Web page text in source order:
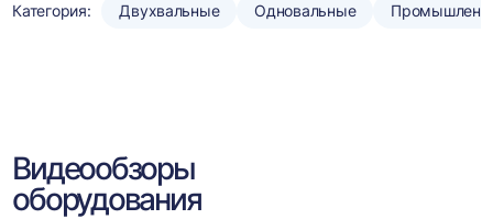
Категория: Двухвальные Одновальные
Видеообзоры
оборудования